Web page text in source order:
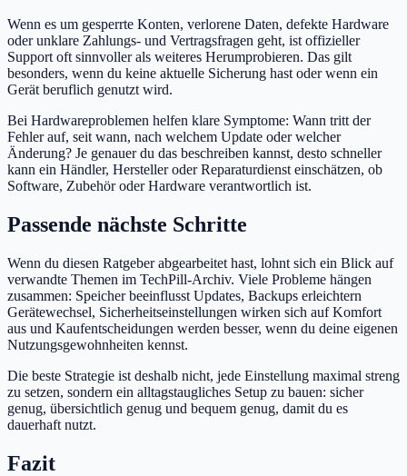
Wenn es um gesperrte Konten, verlorene Daten, defekte Hardware
oder unklare Zahlungs- und Vertragsfragen geht, ist offizieller
Support oft sinnvoller als weiteres Herumprobieren. Das gilt
besonders, wenn du keine aktuelle Sicherung hast oder wenn ein
Gerät beruflich genutzt wird.
Bei Hardwareproblemen helfen klare Symptome: Wann tritt der
Fehler auf, seit wann, nach welchem Update oder welcher
Änderung? Je genauer du das beschreiben kannst, desto schneller
kann ein Händler, Hersteller oder Reparaturdienst einschätzen, ob
Software, Zubehör oder Hardware verantwortlich ist.
Passende nächste Schritte
Wenn du diesen Ratgeber abgearbeitet hast, lohnt sich ein Blick auf
verwandte Themen im TechPill-Archiv. Viele Probleme hängen
zusammen: Speicher beeinflusst Updates, Backups erleichtern
Gerätewechsel, Sicherheitseinstellungen wirken sich auf Komfort
aus und Kaufentscheidungen werden besser, wenn du deine eigenen
Nutzungsgewohnheiten kennst.
Die beste Strategie ist deshalb nicht, jede Einstellung maximal streng
zu setzen, sondern ein alltagstaugliches Setup zu bauen: sicher
genug, übersichtlich genug und bequem genug, damit du es
dauerhaft nutzt.
Fazit